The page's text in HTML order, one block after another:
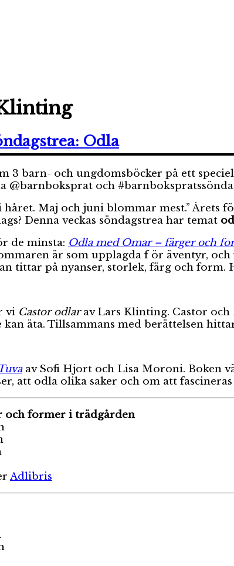
Odla
3 barn- och ungdomsböcker på ett
@barnboksprat och
Maj och juni blommar mest.” Årets
Denna veckas söndagstrea har temat
de minsta: Odla med Omar – färger och
är som upplagda f ör äventyr,
tittar på nyanser, storlek, färg och
vi Castor odlarav Lars Klinting. Castor och
äta. Tillsammans med berättelsen
av Sofi Hjort och Lisa Moroni. Boken
att odla olika saker och om att
och former i trädgården
Adlibris